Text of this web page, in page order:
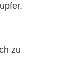
zu